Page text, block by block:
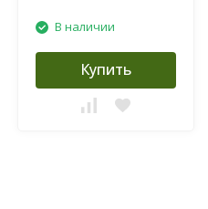
В наличии
Купить